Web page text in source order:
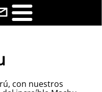
con nuestros